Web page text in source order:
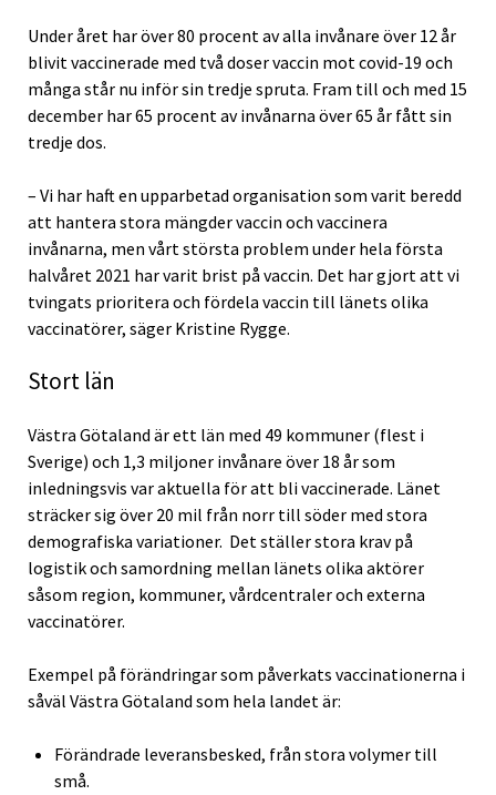
Under året har över 80 procent av alla invånare över 12 år
blivit vaccinerade med två doser vaccin mot covid-19 och
många står nu inför sin tredje spruta. Fram till och med 15
december har 65 procent av invånarna över 65 år fått sin
tredje dos.
– Vi har haft en upparbetad organisation som varit beredd
att hantera stora mängder vaccin och vaccinera
invånarna, men vårt största problem under hela första
halvåret 2021 har varit brist på vaccin. Det har gjort att vi
tvingats prioritera och fördela vaccin till länets olika
vaccinatörer, säger Kristine Rygge.
Stort län
Västra Götaland är ett län med 49 kommuner (flest i
Sverige) och 1,3 miljoner invånare över 18 år som
inledningsvis var aktuella för att bli vaccinerade. Länet
sträcker sig över 20 mil från norr till söder med stora
demografiska variationer. Det ställer stora krav på
logistik och samordning mellan länets olika aktörer
såsom region, kommuner, vårdcentraler och externa
vaccinatörer.
Exempel på förändringar som påverkats vaccinationerna i
såväl Västra Götaland som hela landet är:
Förändrade leveransbesked, från stora volymer till
små.